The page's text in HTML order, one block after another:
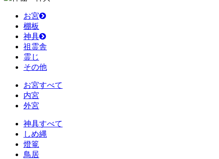
お宮
棚板
神具
祖霊舎
霊じ
その他
お宮すべて
内宮
外宮
神具すべて
しめ縄
燈篭
鳥居